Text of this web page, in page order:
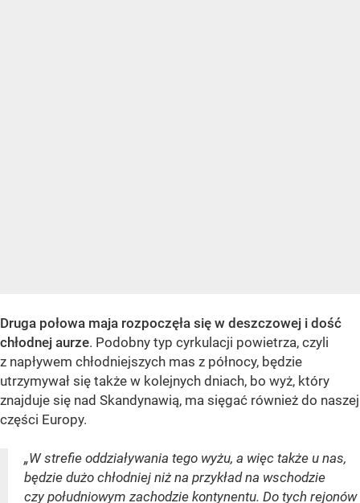
Druga połowa maja rozpoczęła się w deszczowej i dość
chłodnej aurze. Podobny typ cyrkulacji powietrza, czyli
z napływem chłodniejszych mas z północy, będzie
utrzymywał się także w kolejnych dniach, bo wyż, który
znajduje się nad Skandynawią, ma sięgać również do naszej
części Europy.
„W strefie oddziaływania tego wyżu, a więc także u nas,
będzie dużo chłodniej niż na przykład na wschodzie
czy południowym zachodzie kontynentu. Do tych rejonów